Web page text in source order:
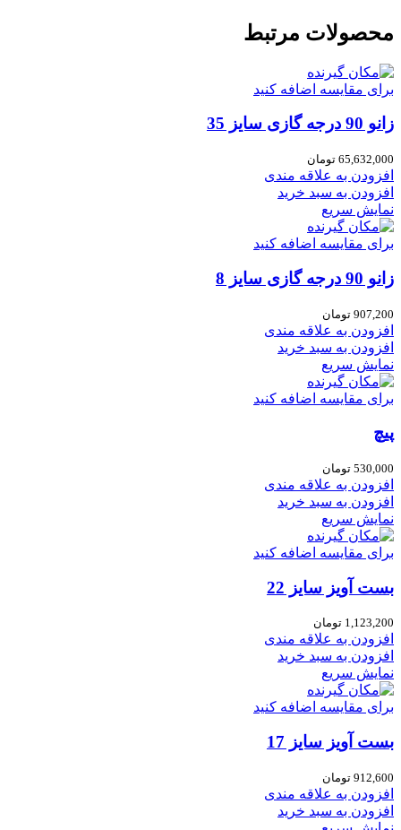
محصولات مرتبط
برای مقایسه اضافه کنید
زانو 90 درجه گازی سایز 35
65,632,000 تومان
افزودن به علاقه مندی
افزودن به سبد خرید
نمایش سریع
برای مقایسه اضافه کنید
زانو 90 درجه گازی سایز 8
907,200 تومان
افزودن به علاقه مندی
افزودن به سبد خرید
نمایش سریع
برای مقایسه اضافه کنید
پیچ
530,000 تومان
افزودن به علاقه مندی
افزودن به سبد خرید
نمایش سریع
برای مقایسه اضافه کنید
بست آویز سایز 22
1,123,200 تومان
افزودن به علاقه مندی
افزودن به سبد خرید
نمایش سریع
برای مقایسه اضافه کنید
بست آویز سایز 17
912,600 تومان
افزودن به علاقه مندی
افزودن به سبد خرید